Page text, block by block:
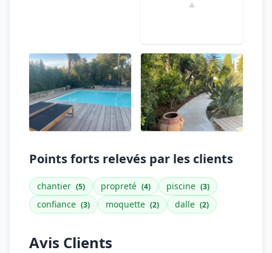
Points forts relevés par les clients
chantier (5) propreté (4) piscine (3)
confiance (3) moquette (2) dalle (2)
Avis Clients